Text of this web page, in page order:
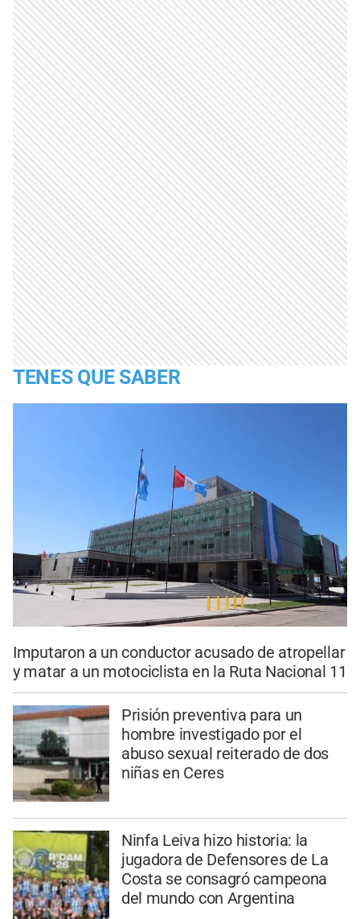
TENES QUE SABER
Imputaron a un conductor acusado de atropellar
y matar a un motociclista en la Ruta Nacional 11
Prisión preventiva para un
hombre investigado por el
abuso sexual reiterado de dos
niñas en Ceres
Ninfa Leiva hizo historia: la
jugadora de Defensores de La
Costa se consagró campeona
del mundo con Argentina